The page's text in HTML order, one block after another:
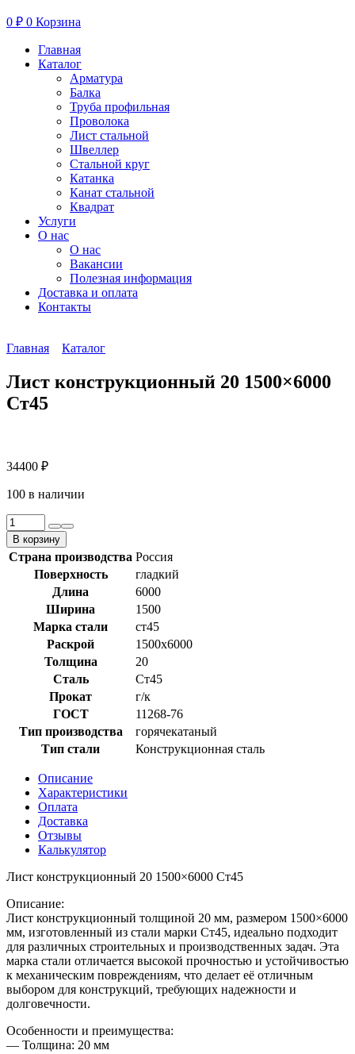
0 ₽ 0 Корзина
Главная
Каталог
Арматура
Балка
Труба профильная
Проволока
Лист стальной
Швеллер
Стальной круг
Катанка
Канат стальной
Квадрат
Услуги
О нас
О нас
Вакансии
Полезная информация
Доставка и оплата
Контакты
Главная Каталог
Лист конструкционный 20 1500×6000
Ст45
34400 ₽
100 в наличии
Количество
товара
Лист
конструкционный
1500x6000
В корзину
Страна производства Россия
Поверхность
гладкий
Длина
6000
Ширина
1500
Марка стали
ст45
Раскрой
1500x6000
Толщина
20
Сталь
Ст45
Прокат
г/к
ГОСТ
11268-76
Тип производства
горячекатаный
Тип стали
Конструкционная сталь
Описание
Характеристики
Оплата
Доставка
Отзывы
Калькулятор
Лист конструкционный 20 1500×6000 Ст45
Описание:
Лист конструкционный толщиной 20 мм, размером 1500×6000
мм, изготовленный из стали марки Ст45, идеально подходит
для различных строительных и производственных задач. Эта
марка стали отличается высокой прочностью и устойчивостью
к механическим повреждениям, что делает её отличным
выбором для конструкций, требующих надежности и
долговечности.
Особенности и преимущества:
— Толщина: 20 мм